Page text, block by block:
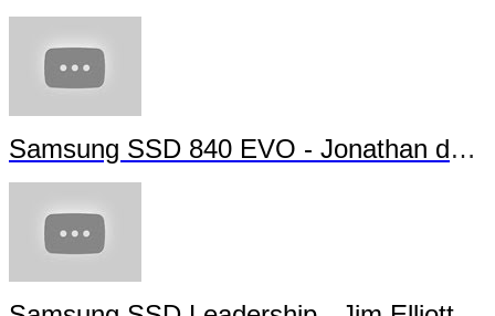
Samsung SSD 840 EVO - Jonathan da Silva